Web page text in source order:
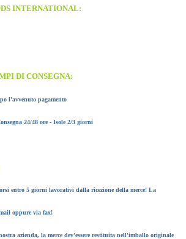
INTERNATIONAL:
DI CONSEGNA:
l'avvenuto pagamento
24/48 ore - Isole 2/3 giorni
entro 5 giorni lavorativi dalla ricezione della merce! La
oppure via fax!
azienda, la merce dev'essere restituita nell'imballo originale